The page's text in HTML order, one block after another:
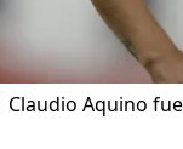
Claudio Aquino